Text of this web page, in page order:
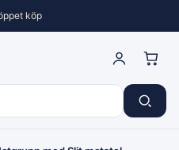
köp